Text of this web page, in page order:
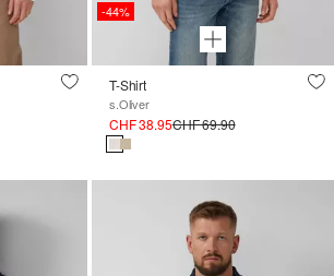
-44%
T-Shirt
s.Oliver
CHF 38.95CHF 69.90